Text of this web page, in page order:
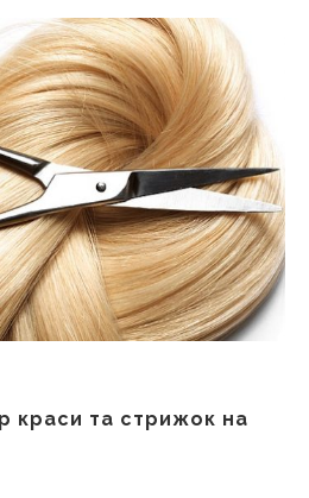
краси та стрижок на